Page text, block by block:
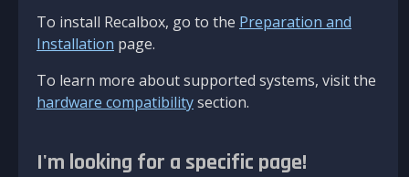
To install Recalbox, go to the Preparation and
Installation page.
To learn more about supported systems, visit the
hardware compatibilitysection.
I'm looking for a specific page!